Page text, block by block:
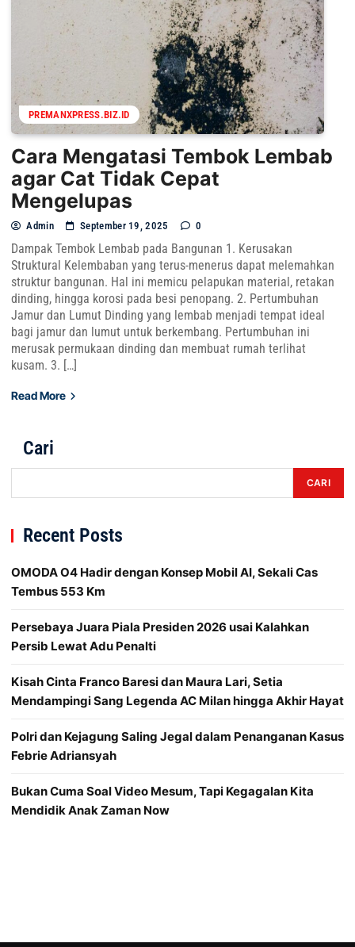
PREMANXPRESS.BIZ.ID
Cara Mengatasi Tembok Lembab
agar Cat Tidak Cepat
Mengelupas
Admin September 19, 2025 0
Dampak Tembok Lembab pada Bangunan 1. Kerusakan
Struktural Kelembaban yang terus-menerus dapat melemahkan
struktur bangunan. Hal ini memicu pelapukan material, retakan
dinding, hingga korosi pada besi penopang. 2. Pertumbuhan
Jamur dan Lumut Dinding yang lembab menjadi tempat ideal
bagi jamur dan lumut untuk berkembang. Pertumbuhan ini
merusak permukaan dinding dan membuat rumah terlihat
kusam. 3. […]
Read More
Cari
CARI
Recent Posts
OMODA O4 Hadir dengan Konsep Mobil AI, Sekali Cas
Tembus 553 Km
Persebaya Juara Piala Presiden 2026 usai Kalahkan
Persib Lewat Adu Penalti
Kisah Cinta Franco Baresi dan Maura Lari, Setia
Mendampingi Sang Legenda AC Milan hingga Akhir Hayat
Polri dan Kejagung Saling Jegal dalam Penanganan Kasus
Febrie Adriansyah
Bukan Cuma Soal Video Mesum, Tapi Kegagalan Kita
Mendidik Anak Zaman Now